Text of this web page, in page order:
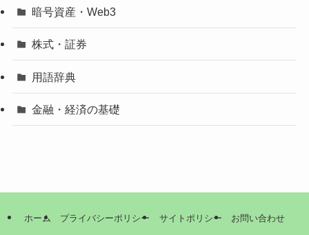
暗号資産・Web3
株式・証券
用語辞典
金融・経済の基礎
ホーム プライバシーポリシー サイトポリシー お問い合わせ